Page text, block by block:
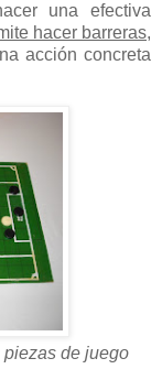
una efectiva
hacer barreras,
acción concreta
de juego